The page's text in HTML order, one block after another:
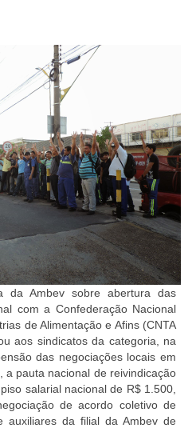
da Ambev sobre abertura das
com a Confederação Nacional
de Alimentação e Afins (CNTA
aos sindicatos da categoria, na
das negociações locais em
a pauta nacional de reivindicação
salarial nacional de R$ 1.500,
de acordo coletivo de
auxiliares da filial da Ambev de